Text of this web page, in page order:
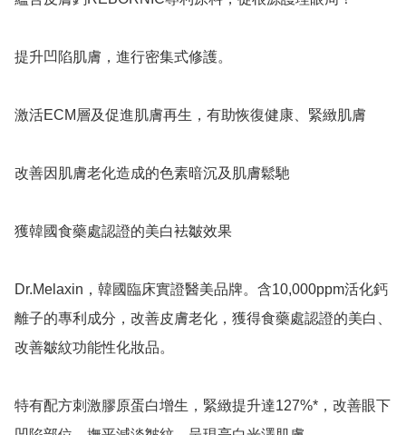
提升凹陷肌膚，進行密集式修護。
激活ECM層及促進肌膚再生，有助恢復健康、緊緻肌膚
改善因肌膚老化造成的色素暗沉及肌膚鬆馳
獲韓國食藥處認證的美白袪皺效果
Dr.Melaxin，韓國臨床實證醫美品牌。含10,000ppm活化鈣
離子的專利成分，改善皮膚老化，獲得食藥處認證的美白、
改善皺紋功能性化妝品。
特有配方刺激膠原蛋白增生，緊緻提升達127%*，改善眼下